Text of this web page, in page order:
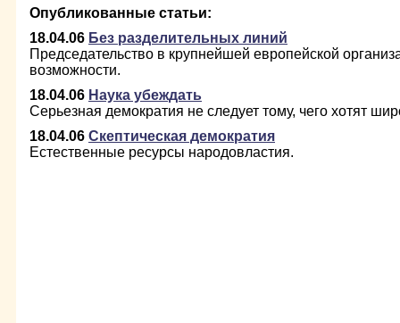
Опубликованные статьи:
18.04.06 Без разделительных линий
Председательство в крупнейшей европейской
возможности.
18.04.06 Наука убеждать
Серьезная демократия не следует тому, чего хотят
18.04.06 Скептическая демократия
Естественные ресурсы народовластия.